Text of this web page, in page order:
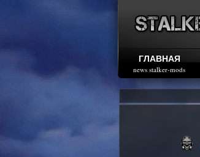
ГЛАВНАЯ
news stalker-mods